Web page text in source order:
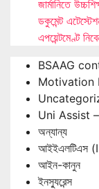
জার্মানিতে
ডকুমেন্ট
এপয়েন্টমেণ্ট
BSAAG
Motivation
Uni Assist –
অন্যান্য
আইইএলটিএস
আইন-কানুন
ইনস্যুরেন্স